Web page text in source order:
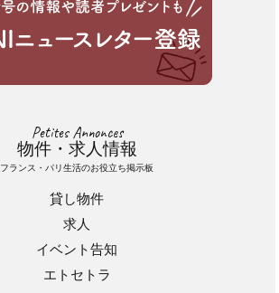
Petites Annonces
物件・求人情報
フランス・パリ生活のお役立ち掲示板
貸し物件
求人
イベント告知
エトセトラ